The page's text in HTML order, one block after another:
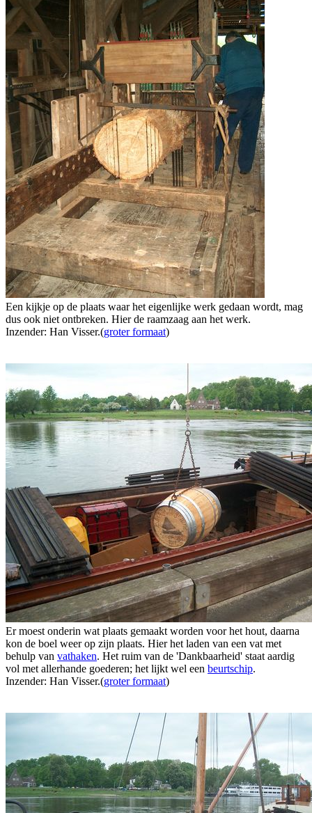
Een kijkje op de plaats waar het eigenlijke werk gedaan wordt, mag
dus ook niet ontbreken. Hier de raamzaag aan het werk.
Inzender: Han Visser.(groter formaat)
Er moest onderin wat plaats gemaakt worden voor het hout, daarna
kon de boel weer op zijn plaats. Hier het laden van een vat met
behulp van vathaken. Het ruim van de 'Dankbaarheid' staat aardig
vol met allerhande goederen; het lijkt wel een beurtschip.
Inzender: Han Visser.(groter formaat)